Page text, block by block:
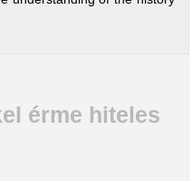
érme hiteles